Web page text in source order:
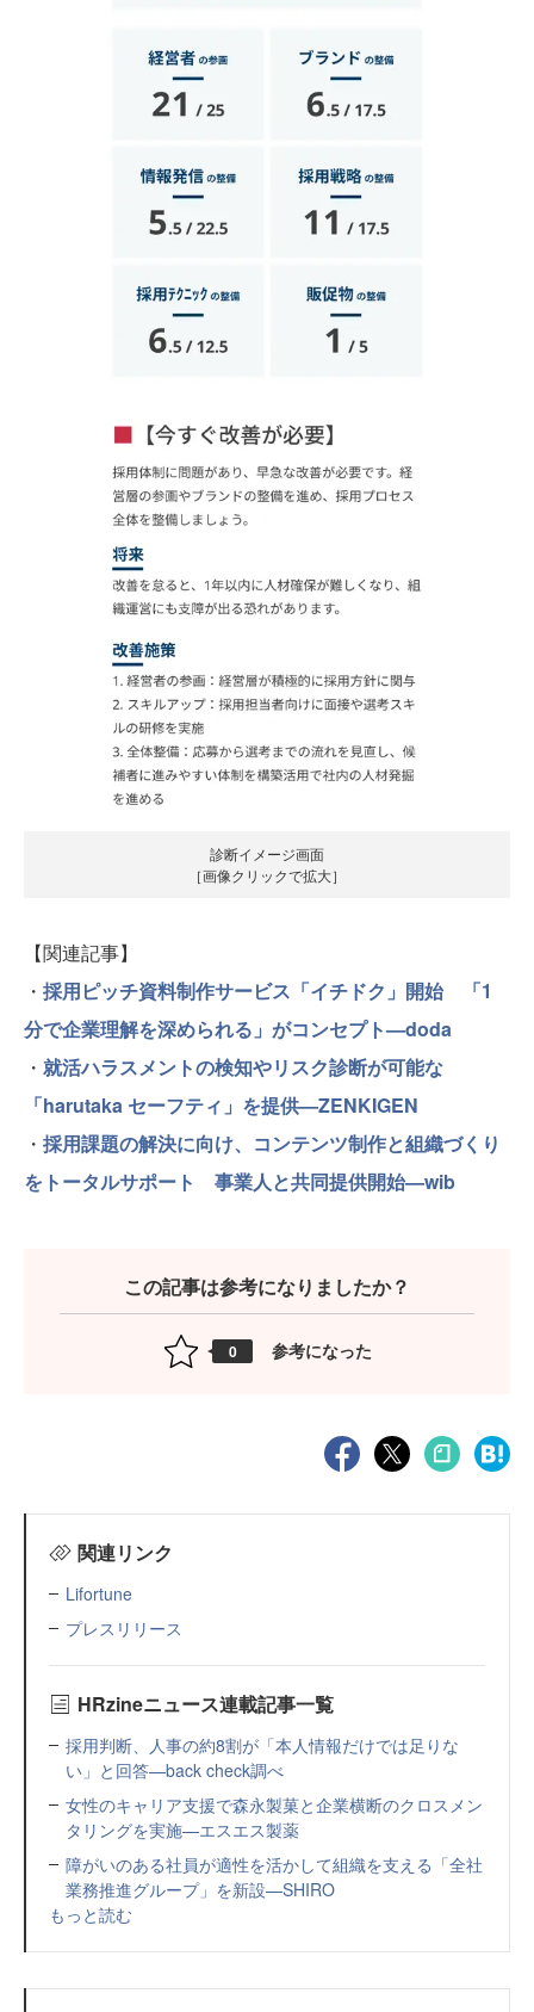
診断イメージ画面
［画像クリックで拡大］
【関連記事】
・ 採用ピッチ資料制作サービス「イチドク」開始 「1
分で企業理解を深められる」がコンセプト—doda
・ 就活ハラスメントの検知やリスク診断が可能な
「harutaka セーフティ」を提供—ZENKIGEN
・ 採用課題の解決に向け、コンテンツ制作と組織づくり
をトータルサポート 事業人と共同提供開始—wib
この記事は参考になりましたか？
0 参考になった
関連リンク
Lifortune
プレスリリース
HRzineニュース連載記事一覧
採用判断、人事の約8割が「本人情報だけでは足りな
い」と回答—back check調べ
女性のキャリア支援で森永製菓と企業横断のクロスメン
タリングを実施—エスエス製薬
障がいのある社員が適性を活かして組織を支える「全社
業務推進グループ」を新設—SHIRO
もっと読む